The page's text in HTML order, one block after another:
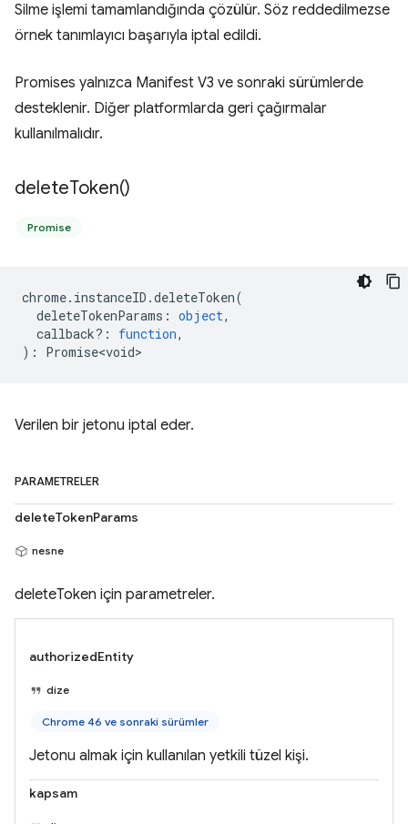
Silme işlemi tamamlandığında çözülür. Söz reddedilmezse
örnek tanımlayıcı başarıyla iptal edildi.
Promises yalnızca Manifest V3 ve sonraki sürümlerde
desteklenir. Diğer platformlarda geri çağırmalar
kullanılmalıdır.
deleteToken()
Promise
chrome. instanceID .deleteToken(
deleteTokenParams : object,
callback? : function,
) : Promise<void>
Verilen bir jetonu iptal eder.
PARAMETRELER
deleteTokenParams
nesne
deleteToken için parametreler.
authorizedEntity
dize
Chrome 46 ve sonraki sürümler
Jetonu almak için kullanılan yetkili tüzel kişi.
kapsam